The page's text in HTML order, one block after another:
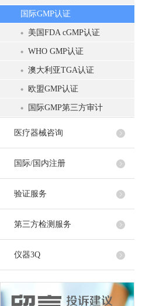
国际GMP认证
美国FDA cGMP认证
WHO GMP认证
澳大利亚TGA认证
欧盟GMP认证
国际GMP第三方审计
医疗器械咨询
国际/国内注册
验证服务
第三方检测服务
仪器3Q